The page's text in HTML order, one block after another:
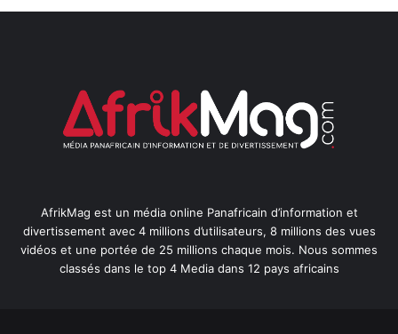
AfrikMag est un média online Panafricain d’information et
divertissement avec 4 millions d’utilisateurs, 8 millions des vues
vidéos et une portée de 25 millions chaque mois. Nous sommes
classés dans le top 4 Media dans 12 pays africains